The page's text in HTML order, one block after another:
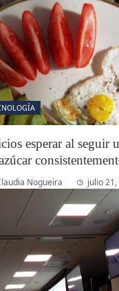
esperar al seguir
Nogueira julio